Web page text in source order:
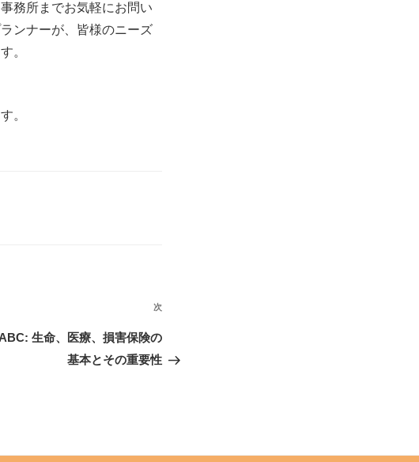
務所までお気軽にお問い
ンナーが、皆様のニーズ
。
。
次
生命、医療、損害保険の
基本とその重要性